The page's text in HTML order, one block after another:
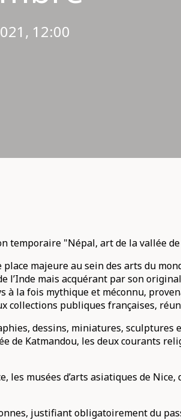
12:00
temporaire "Népal, art de la vallée
majeure au sein des arts du
l’Inde mais acquérant par son
à la fois mythique et méconnu,
collections publiques françaises,
dessins, miniatures, sculptures
de Katmandou, les deux courants
musées d’arts asiatiques de
justifiant obligatoirement du